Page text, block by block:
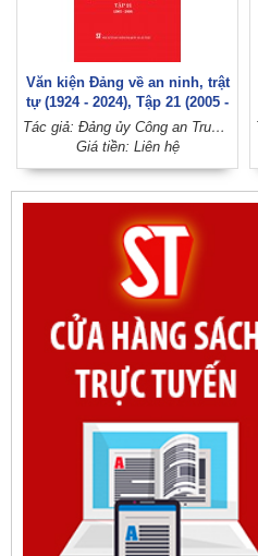
Văn kiện Đảng về an ninh, trật
tự (1924 - 2024), Tập 21 (2005 -
2008)
Tác giả: Đảng ủy Công an Trung ương (Đảng Cộng sản Việt Nam)
Giá tiền: Liên hệ